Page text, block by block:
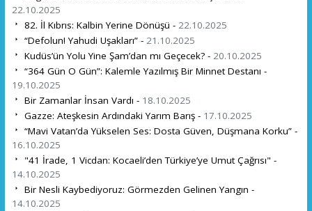
22.10.2025
82. İl Kıbrıs: Kalbin Yerine Dönüşü - 22.10.2025
“Defolun! Yahudi Uşakları” - 21.10.2025
Kudüs’ün Yolu Yine Şam’dan mı Geçecek? - 20.10.2025
“364 Gün O Gün”: Kalemle Yazılmış Bir Minnet Destanı -
19.10.2025
Bir Zamanlar İnsan Vardı - 18.10.2025
Gazze: Ateşkesin Ardındaki Yarım Barış - 17.10.2025
“Mavi Vatan’da Yükselen Ses: Dosta Güven, Düşmana Korku” -
16.10.2025
"41 İrade, 1 Vicdan: Kocaeli’den Türkiye’ye Umut Çağrısı" -
14.10.2025
Bir Nesli Kaybediyoruz: Görmezden Gelinen Yangın -
14.10.2025